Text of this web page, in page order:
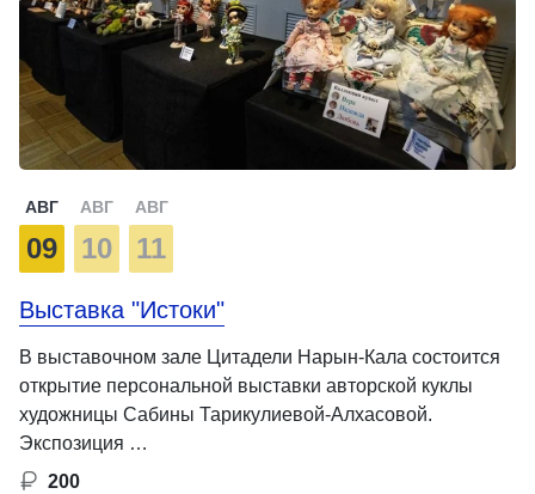
АВГ
09
АВГ
10
АВГ
11
Выставка "Истоки"
В выставочном зале Цитадели Нарын-Кала состоится
открытие персональной выставки авторской куклы
художницы Сабины Тарикулиевой-Алхасовой.
Экспозиция …
200